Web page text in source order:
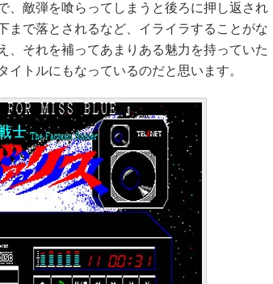
、敵弾を喰らってしまうと後ろに押し返され
まで落とされるなど、イライラすることがな
、それを補ってあまりある魅力を持っていた
トルにもなっているのだと思います。